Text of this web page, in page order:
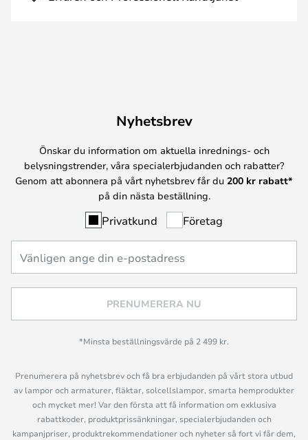
Nyhetsbrev
Önskar du information om aktuella inrednings- och
belysningstrender, våra specialerbjudanden och rabatter?
Genom att abonnera på vårt nyhetsbrev får du 200 kr rabatt*
på din nästa beställning.
Privatkund Företag
PRENUMERERA NU
*Minsta beställningsvärde på 2 499 kr.
Prenumerera på nyhetsbrev och få bra erbjudanden på vårt stora utbud
av lampor och armaturer, fläktar, solcellslampor, smarta hemprodukter
och mycket mer! Var den första att få information om exklusiva
rabattkoder, produktprissänkningar, specialerbjudanden och
kampanjpriser, produktrekommendationer och nyheter så fort vi får dem,